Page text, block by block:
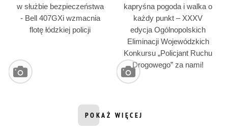
w służbie bezpieczeństwa
- Bell 407GXi wzmacnia
flotę łódzkiej policji
kapryśna pogoda i walka o
każdy punkt – XXXV
edycja Ogólnopolskich
Eliminacji Wojewódzkich
Konkursu „Policjant Ruchu
Drogowego” za nami!
POKAŻ WIĘCEJ
INFORMACJI Z DZIAŁU GALERIE